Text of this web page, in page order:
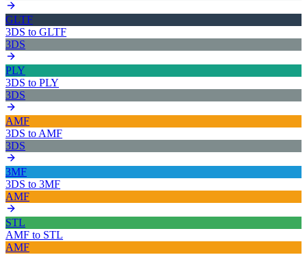
GLTF
3DS to GLTF
3DS
PLY
3DS to PLY
3DS
AMF
3DS to AMF
3DS
3MF
3DS to 3MF
AMF
STL
AMF to STL
AMF